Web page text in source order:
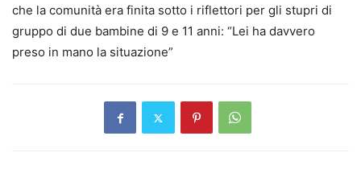
che la comunità era finita sotto i riflettori per gli stupri di
gruppo di due bambine di 9 e 11 anni: “Lei ha davvero
preso in mano la situazione”